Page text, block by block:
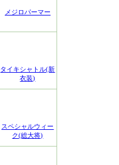
メジロパーマー
タイキシャトル(新
衣装)
スペシャルウィー
ク(総大将)